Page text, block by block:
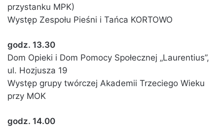
przystanku MPK)
Występ Zespołu Pieśni i Tańca KORTOWO
godz. 13.30
Dom Opieki i Dom Pomocy Społecznej „Laurentius”,
ul. Hozjusza 19
Występ grupy twórczej Akademii Trzeciego Wieku
przy MOK
godz. 14.00